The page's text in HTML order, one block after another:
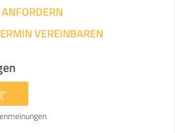
VEREINBAREN